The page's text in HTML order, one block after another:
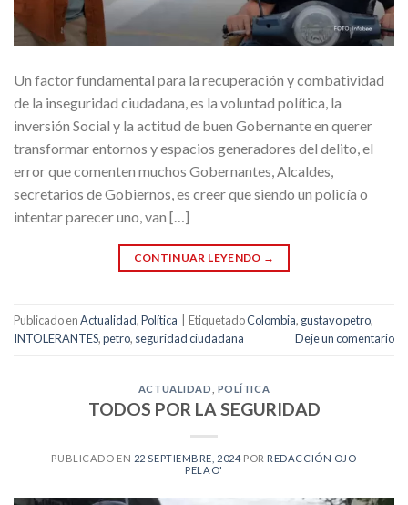
Un factor fundamental para la recuperación y combatividad
de la inseguridad ciudadana, es la voluntad política, la
inversión Social y la actitud de buen Gobernante en querer
transformar entornos y espacios generadores del delito, el
error que comenten muchos Gobernantes, Alcaldes,
secretarios de Gobiernos, es creer que siendo un policía o
intentar parecer uno, van […]
CONTINUAR LEYENDO →
Publicado enActualidad,Política EtiquetadoColombia, gustavo petro,
INTOLERANTES,petro, seguridad ciudadana Deje un comentario
ACTUALIDAD POLÍTICA
TODOS POR LA SEGURIDAD
PUBLICADO EN 22 SEPTIEMBRE, 2024 POR REDACCIÓN OJO
PELAO'